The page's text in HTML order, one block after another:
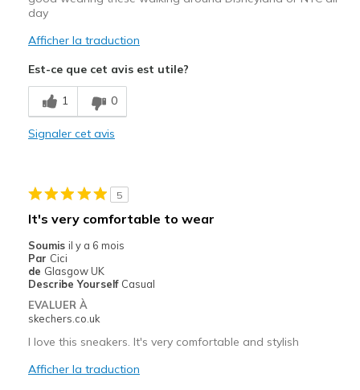
day
Afficher la traduction
Est-ce que cet avis est utile?
1 0
Signaler cet avis
5
It's very comfortable to wear
Soumis il y a 6 mois
Par Cici
de Glasgow UK
Describe Yourself Casual
EVALUER À
skechers.co.uk
I love this sneakers. It's very comfortable and stylish
Afficher la traduction